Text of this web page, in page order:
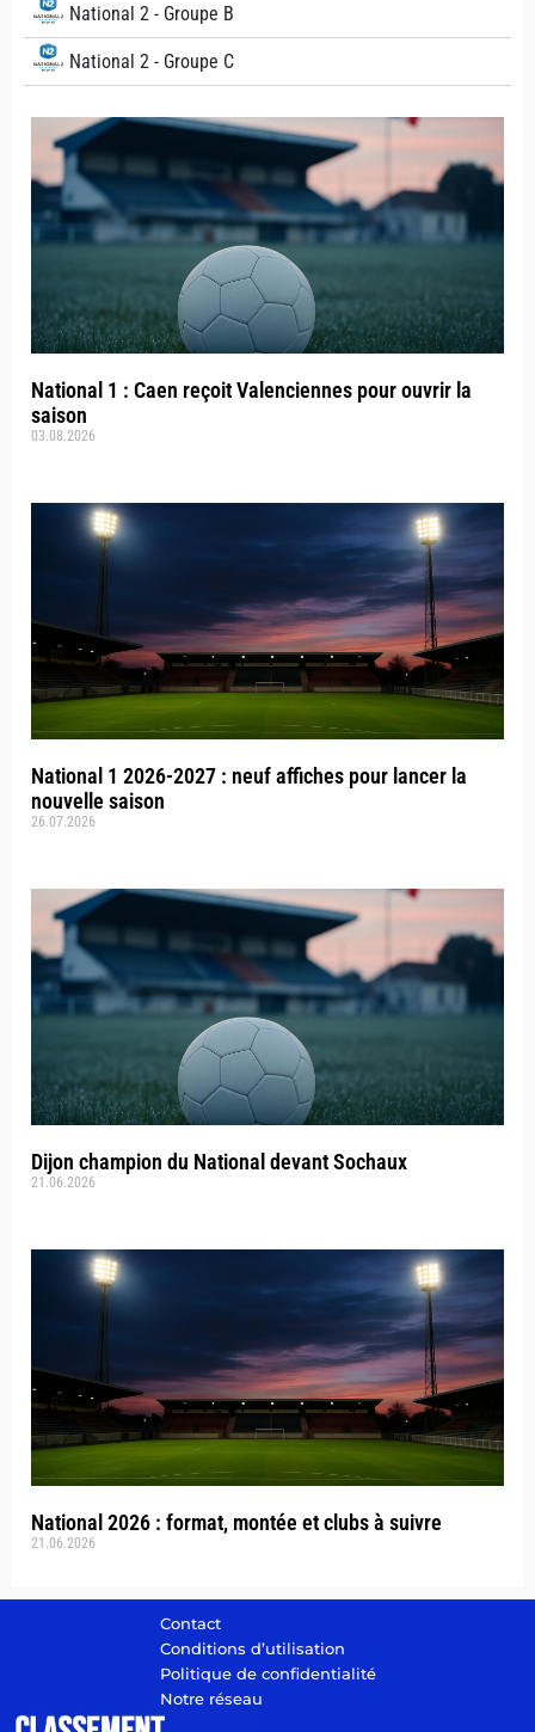
National 2 - Groupe B
National 2 - Groupe C
National 1 : Caen reçoit Valenciennes pour ouvrir la
saison
03.08.2026
National 1 2026-2027 : neuf affiches pour lancer la
nouvelle saison
26.07.2026
Dijon champion du National devant Sochaux
21.06.2026
National 2026 : format, montée et clubs à suivre
21.06.2026
Contact
Conditions d’utilisation
Politique de confidentialité
Notre réseau